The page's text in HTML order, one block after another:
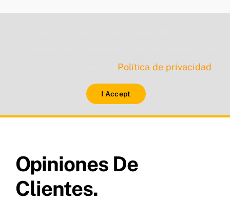
Política de privacidad
I Accept
Opiniones De
Clientes.